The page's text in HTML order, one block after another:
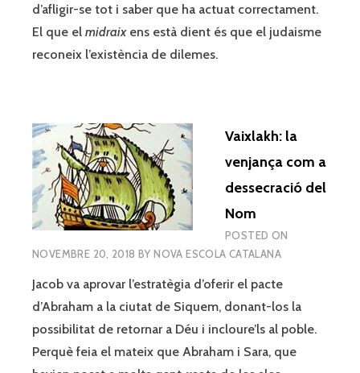
d’afligir-se tot i saber que ha actuat correctament.
El que el midraixens està dient és que el judaisme
reconeix l’existència de dilemes.
Vaixlakh: la
venjança com a
dessecració del
Nom
POSTED ON
NOVEMBRE 20, 2018 BYNOVA ESCOLA CATALANA
Jacob va aprovar l’estratègia d’oferir el pacte
d’Abraham a la ciutat de Siquem, donant-los la
possibilitat de retornar a Déu i incloure’ls al poble.
Perquè feia el mateix que Abraham i Sara, que